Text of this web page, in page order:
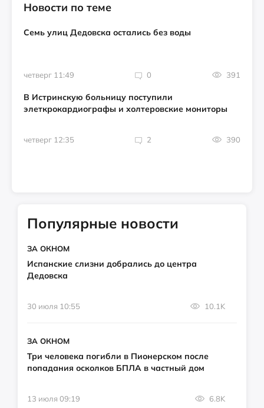
Новости по теме
Семь улиц Дедовска остались без воды
четверг 11:49 0 391
В Истринскую больницу поступили
элеткрокардиографы и холтеровские мониторы
четверг 12:35 2 390
Популярные новости
ЗА ОКНОМ
Испанские слизни добрались до центра
Дедовска
30 июля 10:55 10.1K
ЗА ОКНОМ
Три человека погибли в Пионерском после
попадания осколков БПЛА в частный дом
13 июля 09:19 6.8K